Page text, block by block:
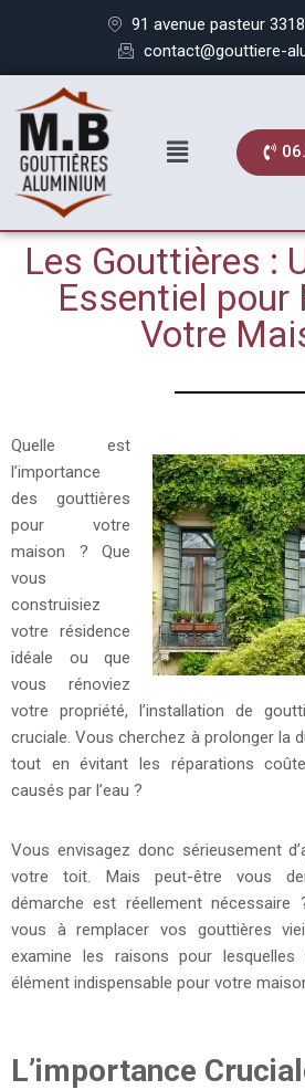
91 avenue pasteur
contact@gouttiere-
Les Gouttières :
Essentiel pour
Votre
Quelle est
l’importance
des gouttières
pour votre
maison ? Que
vous
construisiez
votre résidence
idéale ou que
vous rénoviez
votre propriété, l’installation de
cruciale. Vous cherchez à prolonger la
tout en évitant les réparations
causés par l’eau ?
Vous envisagez donc sérieusement
votre toit. Mais peut-être vous
démarche est réellement nécessaire
vous à remplacer vos gouttières
examine les raisons pour
élément indispensable pour votre
L’importance